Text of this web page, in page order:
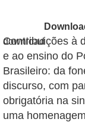
Contribuições à
e ao ensino do
Brasileiro: da
discurso, com
obrigatória na
uma